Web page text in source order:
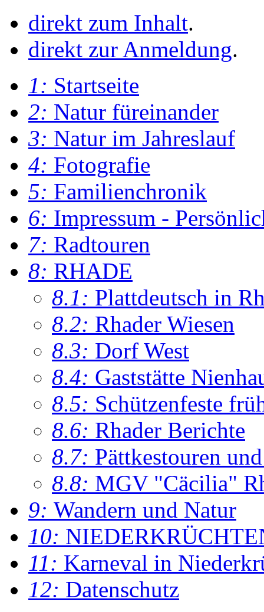
direkt zum Inhalt.
direkt zur Anmeldung.
1: Startseite
2: Natur füreinander
3: Natur im Jahreslauf
4: Fotografie
5: Familienchronik
6: Impressum -
7: Radtouren
8: RHADE
8.1: Plattdeutsch in
8.2: Rhader Wiesen
8.3: Dorf West
8.4: Gaststätte
8.5: Schützenfeste
8.6: Rhader Berichte
8.7: Pättkestouren
8.8: MGV "Cäcilia"
9: Wandern und Natur
10:
11: Karneval in
12: Datenschutz